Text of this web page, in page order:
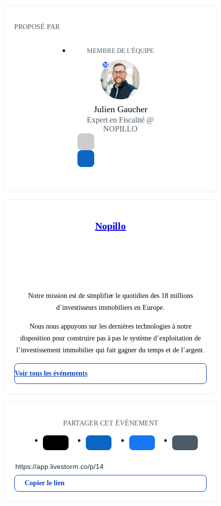
PROPOSÉ PAR
MEMBRE DE L'ÉQUIPE
M
Julien Gaucher
Expert en Fiscalité @
NOPILLO
Nopillo
Notre mission est de simplifier le quotidien des 18 millions
d’investisseurs immobiliers en Europe.
Nous nous appuyons sur les dernières technologies à notre
disposition pour construire pas à pas le système d’exploitation de
l’investissement immobilier qui fait gagner du temps et de l’argent.
Voir tous les événements
PARTAGER CET ÉVÉNEMENT
Copier le lien